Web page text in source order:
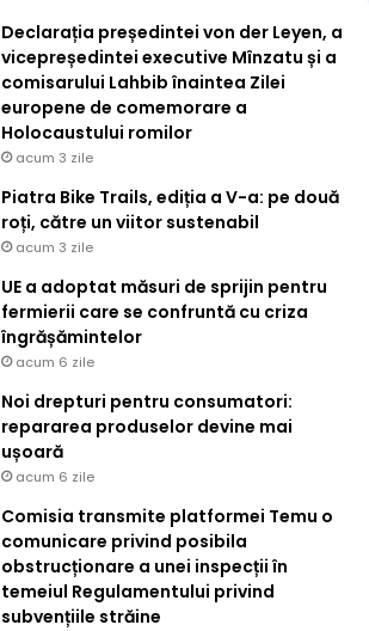
Declarația președintei von der Leyen, a
vicepreședintei executive Mînzatu și a
comisarului Lahbib înaintea Zilei
europene de comemorare a
Holocaustului romilor
acum 3 zile
Piatra Bike Trails, ediția a V-a: pe două
roți, către un viitor sustenabil
acum 3 zile
UE a adoptat măsuri de sprijin pentru
fermierii care se confruntă cu criza
îngrășămintelor
acum 6 zile
Noi drepturi pentru consumatori:
repararea produselor devine mai
ușoară
acum 6 zile
Comisia transmite platformei Temu o
comunicare privind posibila
obstrucționare a unei inspecții în
temeiul Regulamentului privind
subvențiile străine